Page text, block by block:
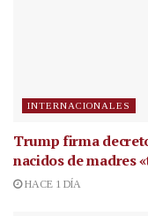
INTERNACIONALES
Trump firma
nacidos de madres
HACE 1 DÍA